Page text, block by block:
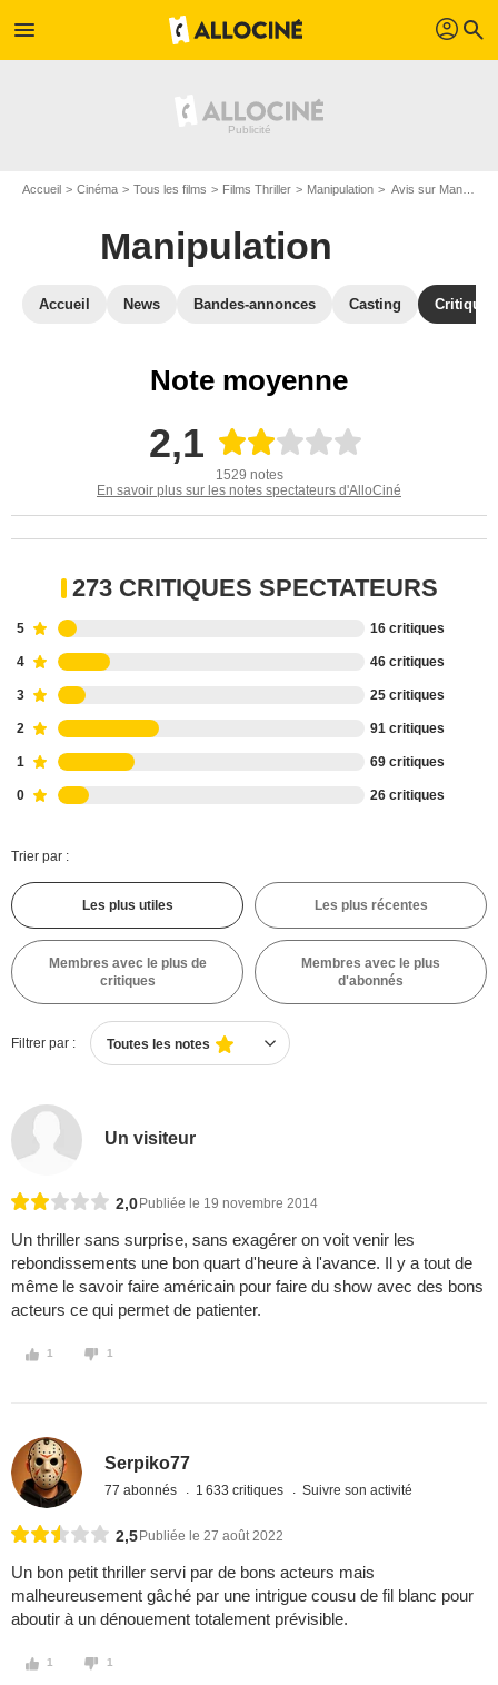
menu profil search
Accueil Cinéma Tous les films Films Thriller Manipulation Avis sur Manipulation
Manipulation
Accueil News Bandes-annonces Casting
Note moyenne
2,1
1529 notes
En savoir plus sur les notes spectateurs d'AlloCiné
273 CRITIQUES SPECTATEURS
5 16 critiques
4 46 critiques
3 25 critiques
2 91 critiques
1 69 critiques
0 26 critiques
Trier par :
Les plus utiles Les plus récentes
Membres avec le plus de
critiques
Membres avec le plus
d'abonnés
Filtrer par : Toutes les notes
Un visiteur
2,0 Publiée le 19 novembre 2014
Un thriller sans surprise, sans exagérer on voit venir les
rebondissements une bon quart d'heure à l'avance. Il y a tout de
même le savoir faire américain pour faire du show avec des bons
acteurs ce qui permet de patienter.
1 1
Serpiko77
77 abonnés 1 633 critiques Suivre son activité
2,5 Publiée le 27 août 2022
Un bon petit thriller servi par de bons acteurs mais
malheureusement gâché par une intrigue cousu de fil blanc pour
aboutir à un dénouement totalement prévisible.
1 1